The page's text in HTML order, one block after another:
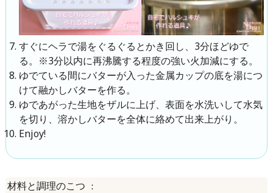
すぐにヘラで湯をぐるぐるとかき回し、3分ほどゆで
る。※3分以内に再沸騰する程度の強い火加減にする。
ゆでている間にバターが入った金属カップの底を湯につ
けて融かしバターを作る。
ゆであがった生地をザルに上げ、表面を水洗いして水気
を切り、溶かしバターを全体に絡めて出来上がり。
Enjoy!
材料と調理のこつ
：